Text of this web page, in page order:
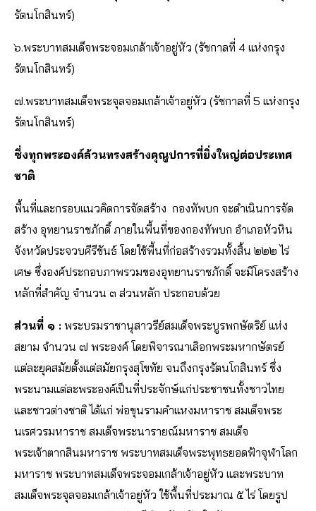
รัตนโกสินทร์)
๖.พระบาทสมเด็จพระจอมเกล้าเจ้าอยู่หัว (รัชกาลที่ 4 แห่งกรุง
รัตนโกสินทร์)
๗.พระบาทสมเด็จพระจุลจอมเกล้าเจ้าอยู่หัว (รัชกาลที่ 5 แห่งกรุง
รัตนโกสินทร์)
ซึ่งทุกพระองค์ล้วนทรงสร้างคุณูปการที่ยิ่งใหญ่ต่อประเทศ
ชาติ
พื้นที่และกรอบแนวคิดการจัดสร้าง กองทัพบก จะดำเนินการจัด
สร้าง อุทยานราชภักดิ์ ภายในพื้นที่ของกองทัพบก อำเภอหัวหิน
จังหวัดประจวบคีรีขันธ์ โดยใช้พื้นที่ก่อสร้างรวมทั้งสิ้น ๒๒๒ ไร่
เศษ ซึ่งองค์ประกอบภาพรวมของอุทยานราชภักดิ์ จะมีโครงสร้าง
หลักที่สำคัญ จำนวน ๓ ส่วนหลัก ประกอบด้วย
ส่วนที่ ๑ : พระบรมราชานุสาวรีย์สมเด็จพระบูรพกษัตริย์ แห่ง
สยาม จำนวน ๗ พระองค์ โดยพิจารณาเลิอกพระมหากษัตรย์
แต่ละยุคสมัยตั้งแต่สมัยกรุงสุโขทัย จนถึงกรุงรัตนโกสินทร์ ชึ่ง
พระนามแต่ละพระองค์เป็นที่ประจักษ์แก่ประชาชนทั้งชาวไทย
และชาวต่างชาติ ได้แก่ พ่อขุนรามคำแหงมหาราช สมเด็จพระ
นเรศวรมหาราช สมเด็จพระนารายณ์มหาราช สมเด็จ
พระเจ้าตากสินมหาราช พระบาทสมเด็จพระพุทธยอดฟ้าจุฬาโลก
มหาราช พระบาทสมเด็จพระจอมเกล้าเจ้าอยู่หัว และพระบาท
สมเด็จพระจุลจอมเกล้าเจ้าอยู่หัว ใช้พื้นที่ประมาณ ๕ ไร่ โดยรูป